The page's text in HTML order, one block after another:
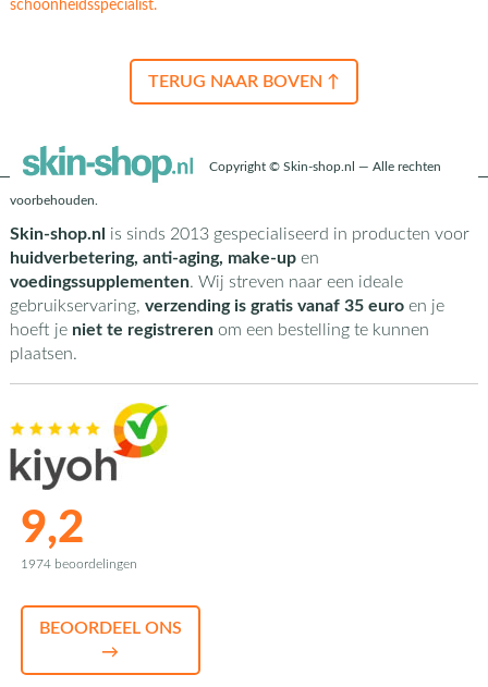
schoonheidsspecialist.
TERUG NAAR BOVEN ↑
Copyright © Skin-shop.nl — Alle rechten
voorbehouden.
Skin-shop.nl is sinds 2013 gespecialiseerd in producten voor
huidverbetering, anti-aging, make-upen
voedingssupplementen. Wij streven naar een ideale
gebruikservaring, verzending is gratis vanaf 35 euroen je
hoeft je niet te registrerenom een bestelling te kunnen
plaatsen.
9,2
1974 beoordelingen
BEOORDEEL ONS
→